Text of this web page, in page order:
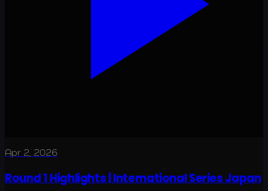
Apr 2, 2026
Round 1 Highlights | International Series Japan